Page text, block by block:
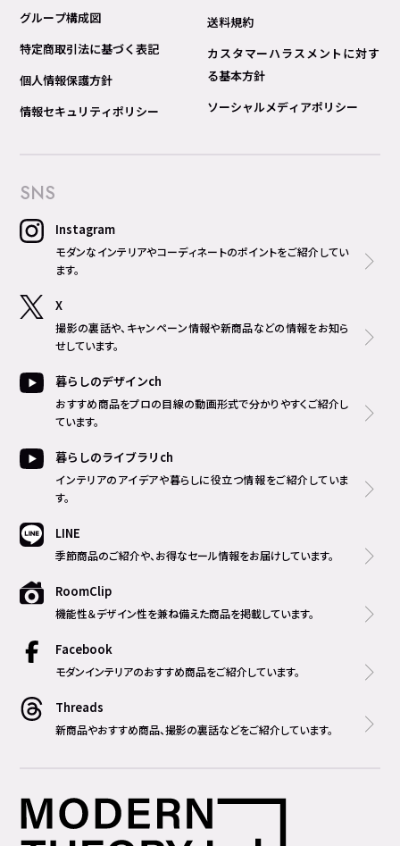
グループ構成図
特定商取引法に基づく表記
個人情報保護方針
情報セキュリティポリシー
送料規約
カスタマーハラスメントに対す
る基本方針
ソーシャルメディアポリシー
SNS
Instagram
モダンなインテリアやコーディネートのポイントをご紹介してい
ます。
X
撮影の裏話や、キャンペーン情報や新商品などの情報をお知ら
せしています。
暮らしのデザインch
おすすめ商品をプロの目線の動画形式で分かりやすくご紹介し
ています。
暮らしのライブラリch
インテリアのアイデアや暮らしに役立つ情報をご紹介していま
す。
LINE
季節商品のご紹介や、お得なセール情報をお届けしています。
RoomClip
機能性＆デザイン性を兼ね備えた商品を掲載しています。
Facebook
モダンインテリアのおすすめ商品をご紹介しています。
Threads
新商品やおすすめ商品、撮影の裏話などをご紹介しています。